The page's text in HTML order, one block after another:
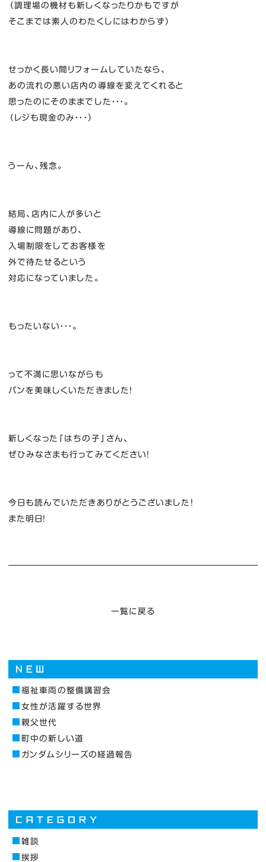
（調理場の機材も新しくなったりかもですが
そこまでは素人のわたくしにはわからず）
せっかく長い間リフォームしていたなら、
あの流れの悪い店内の導線を変えてくれると
思ったのにそのままでした・・・。
（レジも現金のみ・・・）
うーん、残念。
結局、店内に人が多いと
導線に問題があり、
入場制限をしてお客様を
外で待たせるという
対応になっていました。
もったいない・・・。
って不満に思いながらも
パンを美味しくいただきました！
新しくなった「はちの子」さん、
ぜひみなさまも行ってみてください！
今日も読んでいただきありがとうございました！
また明日！
一覧に戻る
福祉車両の整備講習会
女性が活躍する世界
親父世代
町中の新しい道
ガンダムシリーズの経過報告
雑談
挨拶